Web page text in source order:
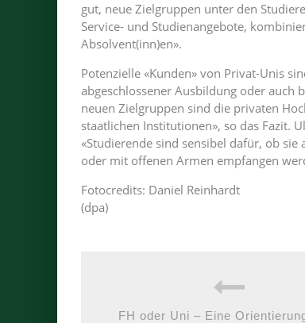
gut, neue Zielgruppen unter den
Service- und Studienangebote,
Absolvent(inn)en».
Potenzielle «Kunden» von Privat-Unis
abgeschlossener Ausbildung oder auch
neuen Zielgruppen sind die privaten
staatlichen Institutionen», so das Fazit.
«Studierende sind sensibel dafür, ob
oder mit offenen Armen empfangen
Fotocredits: Daniel Reinhardt
(dpa)
FH oder Uni – Eine